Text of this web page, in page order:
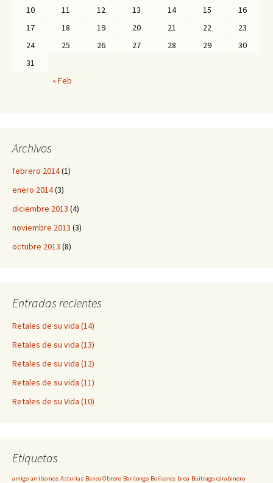
10 11 12 13 14 15
16
17
18 19 20 21 22
23
24
25 26 27 28 29
30
31
« Feb
Archivos
febrero 2014(1)
enero 2014(3)
diciembre 2013 (4)
noviembre 2013 (3)
octubre 2013 (8)
Entradas recientes
Retales de su vida (14)
Retales de su vida (13)
Retales de su vida (12)
Retales de su vida (11)
Retales de su Vida (10)
Etiquetas
amigo arribamos Asturias Banco Obrero Barilongo Bolívares broa Buitrago carabinero